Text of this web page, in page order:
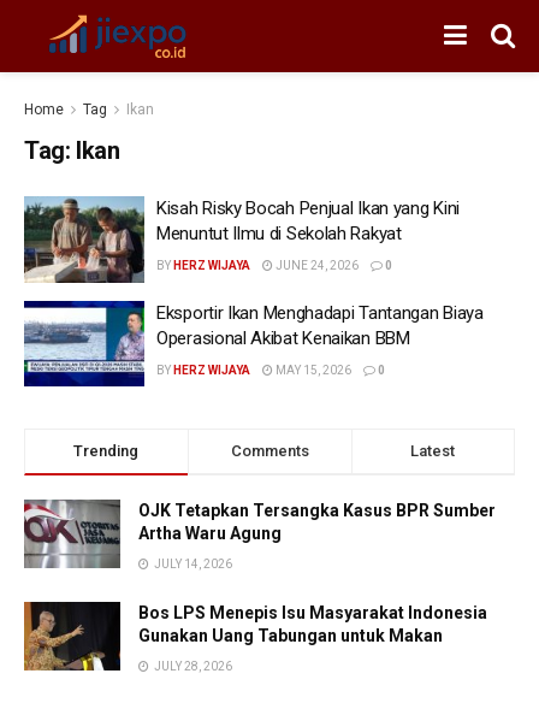
Home Tag Ikan
Tag: Ikan
Kisah Risky Bocah Penjual Ikan yang Kini
Menuntut Ilmu di Sekolah Rakyat
BY HERZ WIJAYA JUNE 24, 2026 0
Eksportir Ikan Menghadapi Tantangan Biaya
Operasional Akibat Kenaikan BBM
BY HERZ WIJAYA MAY 15, 2026 0
Trending Comments Latest
OJK Tetapkan Tersangka Kasus BPR Sumber
Artha Waru Agung
JULY 14, 2026
Bos LPS Menepis Isu Masyarakat Indonesia
Gunakan Uang Tabungan untuk Makan
JULY 28, 2026